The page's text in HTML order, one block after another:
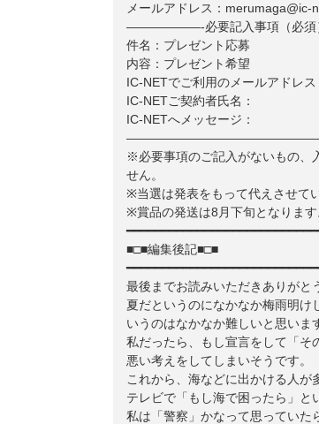
メールアドレス：merumaga@ic-
——————-必要記入事項（必
件名：プレゼント応募
内容：プレゼント希望
IC-NETでご利用のメールア
IC-NETご契約者氏名：
IC-NETへメッセージ：
※必要事項のご記入がないもの、
せん。
※当選は発表をもって代えさせて
※賞品の発送は8月下旬となります
■□■編集後記■□■
最後までお読みいただきありがと
夏だというのになかなか梅雨明け
いうのはなかなか難しいと思いま
私だったら、もし宣言をして「そ
悪い考えをしてしまいそうです。
これから、海などに出かける人が
テレビで「もし海で困ったら」と
私は「警察」かなって思っていた